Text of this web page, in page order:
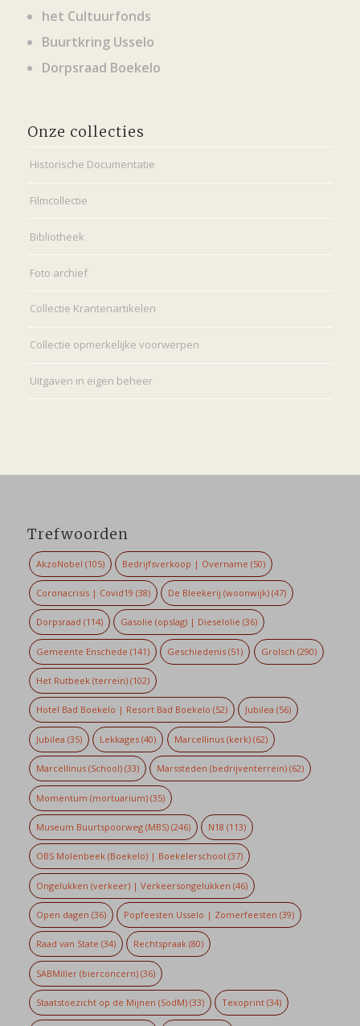
het Cultuurfonds
Buurtkring Usselo
Dorpsraad Boekelo
Onze collecties
Historische Documentatie
Filmcollectie
Bibliotheek
Foto archief
Collectie Krantenartikelen
Collectie opmerkelijke voorwerpen
Uitgaven in eigen beheer
Trefwoorden
AkzoNobel (105) Bedrijfsverkoop | Overname (50)
Coronacrisis | Covid19 (38) De Bleekerij (woonwijk) (47)
Dorpsraad (114) Gasolie (opslag) | Dieselolie (36)
Gemeente Enschede (141) Geschiedenis (51) Grolsch (290)
Het Rutbeek (terrein)(102)
Hotel Bad Boekelo | Resort Bad Boekelo (52) Jubilea (56)
Jubilea (35) Lekkages (40) Marcellinus (kerk)(62)
Marcellinus (School)(33) Marssteden (bedrijventerrein) (62)
Momentum (mortuarium)(35)
Museum Buurtspoorweg (MBS)(246) N18 (113)
OBS Molenbeek (Boekelo) | Boekelerschool (37)
Ongelukken (verkeer) | Verkeersongelukken (46)
Open dagen (36) Popfeesten Usselo | Zomerfeesten (39)
Raad van State (34) Rechtspraak (80)
SABMiller (bierconcern)(36)
Staatstoezicht op de Mijnen (SodM)(33) Texoprint (34)